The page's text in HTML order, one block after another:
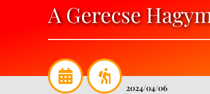
A Gerecse
2024/04/06